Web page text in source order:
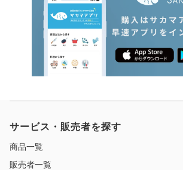
サービス・販売者を探す
商品一覧
販売者一覧